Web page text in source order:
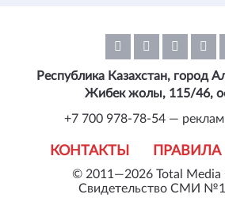
© 2011—2026 Total Media
Свидетельство СМИ
КОНТАКТЫ ПРАВИЛА
Республика Казахстан, город
Жибек жолы, 115/46,
+7 700 978-78-54 —